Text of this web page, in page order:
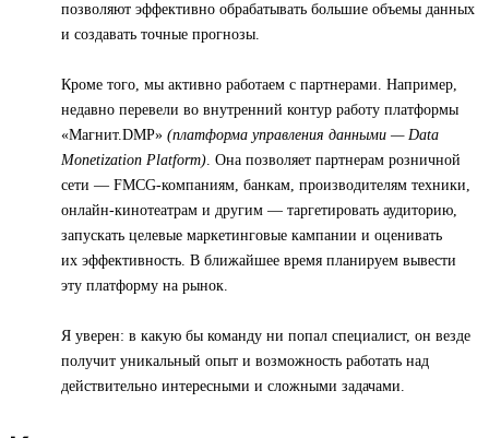
позволяют эффективно обрабатывать большие объемы данных
и создавать точные прогнозы.
Кроме того, мы активно работаем с партнерами. Например,
недавно перевели во внутренний контур работу платформы
«Магнит.DMP» (платформа управления данными — Data
Monetization Platform). Она позволяет партнерам розничной
сети — FMCG-компаниям, банкам, производителям техники,
онлайн-кинотеатрам и другим — таргетировать аудиторию,
запускать целевые маркетинговые кампании и оценивать
их эффективность. В ближайшее время планируем вывести
эту платформу на рынок.
Я уверен: в какую бы команду ни попал специалист, он везде
получит уникальный опыт и возможность работать над
действительно интересными и сложными задачами.